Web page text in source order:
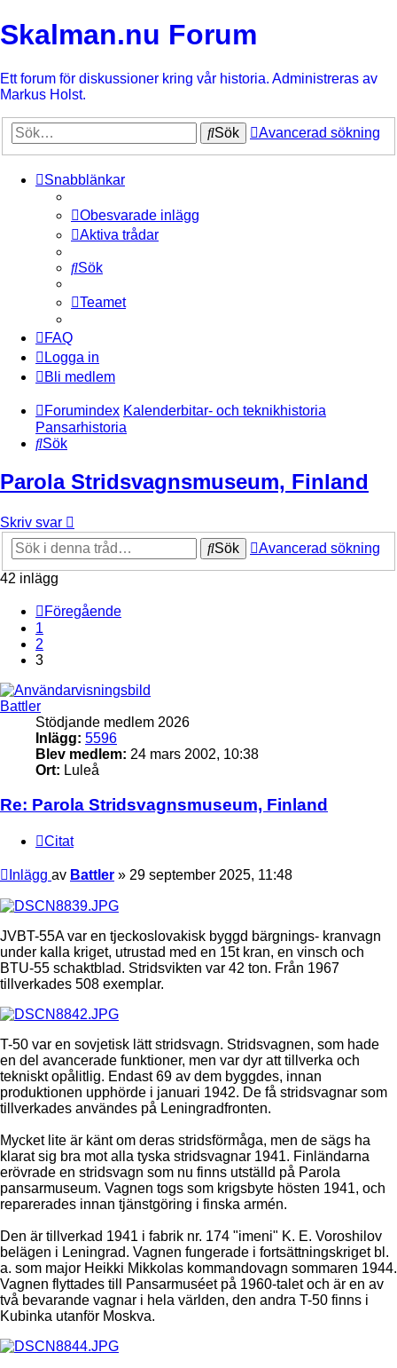
Skalman.nu Forum
Ett forum för diskussioner kring vår historia. Administreras av
Markus Holst.
Sök Avancerad sökning
Snabblänkar
Obesvarade inlägg
Aktiva trådar
Sök
Teamet
FAQ
Logga in
Bli medlem
Forumindex Kalenderbitar- och teknikhistoria
Pansarhistoria
Sök
Parola Stridsvagnsmuseum, Finland
Skriv svar
Sök
Avancerad sökning
42 inlägg
Föregående
1
2
3
Battler
Stödjande medlem 2026
Inlägg: 5596
Blev medlem: 24 mars 2002, 10:38
Ort: Luleå
Re: Parola Stridsvagnsmuseum, Finland
Citat
Inlägg av Battler » 29 september 2025, 11:48
JVBT-55A var en tjeckoslovakisk byggd bärgnings- kranvagn
under kalla kriget, utrustad med en 15t kran, en vinsch och
BTU-55 schaktblad. Stridsvikten var 42 ton. Från 1967
tillverkades 508 exemplar.
T-50 var en sovjetisk lätt stridsvagn. Stridsvagnen, som hade
en del avancerade funktioner, men var dyr att tillverka och
tekniskt opålitlig. Endast 69 av dem byggdes, innan
produktionen upphörde i januari 1942. De få stridsvagnar som
tillverkades användes på Leningradfronten.
Mycket lite är känt om deras stridsförmåga, men de sägs ha
klarat sig bra mot alla tyska stridsvagnar 1941. Finländarna
erövrade en stridsvagn som nu finns utställd på Parola
pansarmuseum. Vagnen togs som krigsbyte hösten 1941, och
reparerades innan tjänstgöring i finska armén.
Den är tillverkad 1941 i fabrik nr. 174 "imeni" K. E. Voroshilov
belägen i Leningrad. Vagnen fungerade i fortsättningskriget bl.
a. som major Heikki Mikkolas kommandovagn sommaren 1944.
Vagnen flyttades till Pansarmuséet på 1960-talet och är en av
två bevarande vagnar i hela världen, den andra T-50 finns i
Kubinka utanför Moskva.